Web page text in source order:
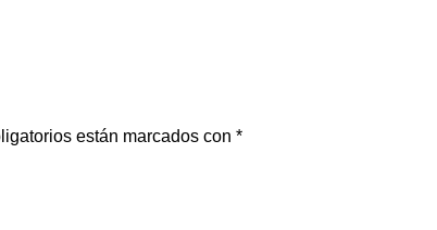
están marcados con *